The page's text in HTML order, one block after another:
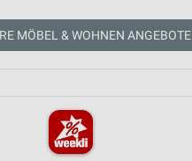
MÖBEL & WOHNEN ANGEBOTE
von Daten aus verschiedenen